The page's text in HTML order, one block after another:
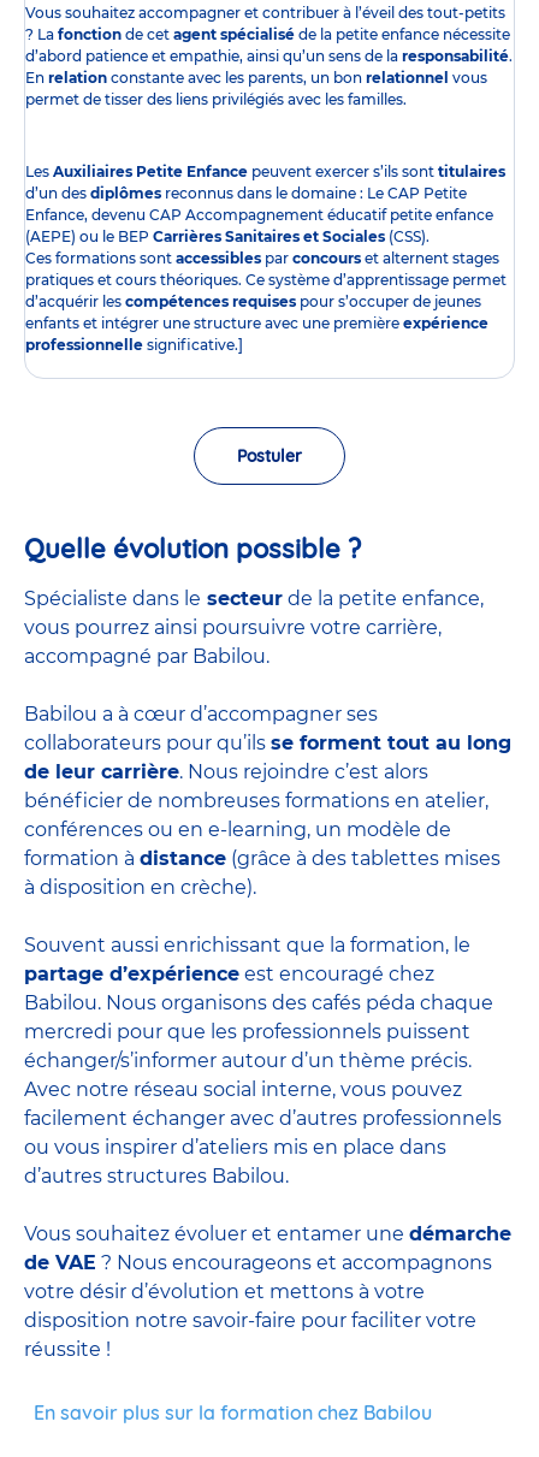
Vous souhaitez accompagner et contribuer à l’éveil des tout-petits
? La fonction de cet agent spécialisé de la petite enfance nécessite
d’abord patience et empathie, ainsi qu’un sens de la responsabilité.
En relation constante avec les parents, un bon relationnel vous
permet de tisser des liens privilégiés avec les familles.
Les Auxiliaires Petite Enfance peuvent exercer s’ils sont titulaires
d’un des diplômes reconnus dans le domaine : Le CAP Petite
Enfance, devenu CAP Accompagnement éducatif petite enfance
(AEPE) ou le BEP Carrières Sanitaires et Sociales (CSS).
Ces formations sont accessibles par concours et alternent stages
pratiques et cours théoriques. Ce système d’apprentissage permet
d’acquérir les compétences requises pour s’occuper de jeunes
enfants et intégrer une structure avec une première expérience
professionnelle significative.]
Postuler
Quelle évolution possible ?
Spécialiste dans le secteur de la petite enfance,
vous pourrez ainsi poursuivre votre carrière,
accompagné par Babilou.
Babilou a à cœur d’accompagner ses
collaborateurs pour qu’ils se forment tout au long
de leur carrière. Nous rejoindre c’est alors
bénéficier de nombreuses formations en atelier,
conférences ou en e-learning, un modèle de
formation à distance (grâce à des tablettes mises
à disposition en crèche).
Souvent aussi enrichissant que la formation, le
partage d’expérience est encouragé chez
Babilou. Nous organisons des cafés péda chaque
mercredi pour que les professionnels puissent
échanger/s’informer autour d’un thème précis.
Avec notre réseau social interne, vous pouvez
facilement échanger avec d’autres professionnels
ou vous inspirer d’ateliers mis en place dans
d’autres structures Babilou.
Vous souhaitez évoluer et entamer une démarche
de VAE ? Nous encourageons et accompagnons
votre désir d’évolution et mettons à votre
disposition notre savoir-faire pour faciliter votre
réussite !
En savoir plus sur la formation chez Babilou